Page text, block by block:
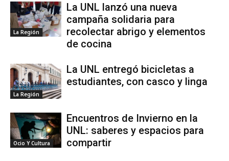
La Región
La UNL lanzó una nueva
campaña solidaria para
recolectar abrigo y elementos
de cocina
La Región
La UNL entregó bicicletas a
estudiantes, con casco y linga
Ocio Y Cultura
Encuentros de Invierno en la
UNL: saberes y espacios para
compartir